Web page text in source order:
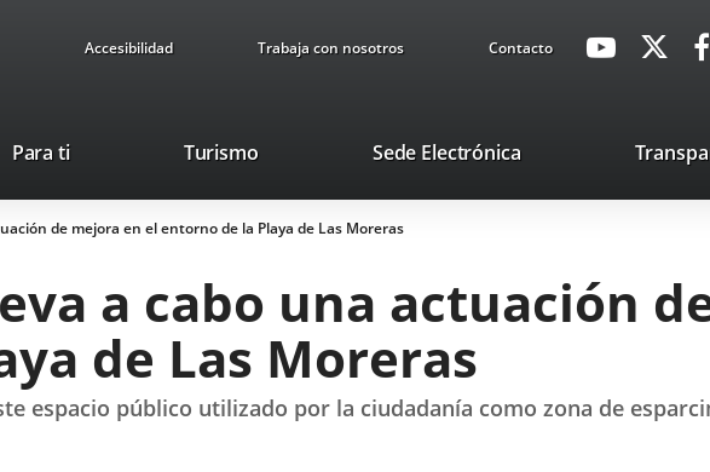
Accesibilidad Trabaja con nosotros ContactoavaHeaderSocial
Enlace
externa.
Para ti TurismoEste
se
abrirá
ventana
nueva.
Sede ElectrónicaEnlace
una
de mejora en el entorno de la Playa de Las Moreras
a cabo una actuación
de Las Moreras
espacio público utilizado por la ciudadanía como zona de